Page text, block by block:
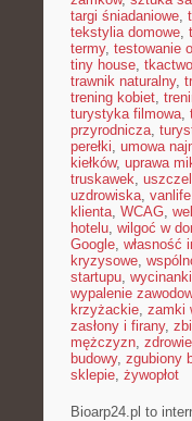
targi śniadaniowe,
tekstylia domowe,
termy, testowanie
tiny house, tkactwo
trawnik naturalny,
trening kobiet,
turystyka filmowa,
przyrodnicza,
perełki, umowa
kiełków, uprawa
truskawek,
uzdrowiska, vanlife
klienta, WCAG,
hotelu, wilgoć w
Google, własność
kryzysowe,
startupu,
wypalenie
krzyżackie, zamki
zasłony i firany,
mężczyzn,
budowy, zgubiony
sklepie, żywopłot
Bioarp24.pl to